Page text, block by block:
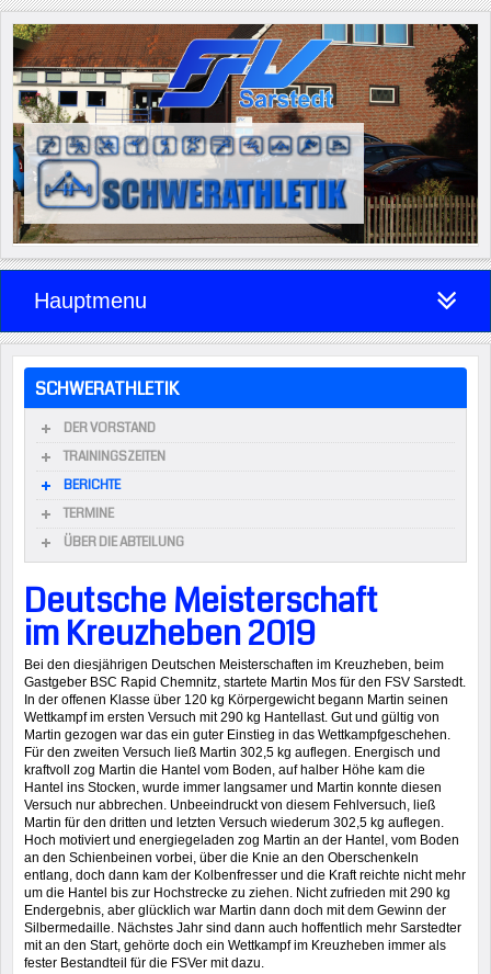
Hauptmenu
SCHWERATHLETIK
DER VORSTAND
TRAININGSZEITEN
BERICHTE
TERMINE
ÜBER DIE ABTEILUNG
Deutsche Meisterschaft
im Kreuzheben 2019
Bei den diesjährigen Deutschen Meisterschaften im Kreuzheben, beim
Gastgeber BSC Rapid Chemnitz, startete Martin Mos für den FSV Sarstedt.
In der offenen Klasse über 120 kg Körpergewicht begann Martin seinen
Wettkampf im ersten Versuch mit 290 kg Hantellast. Gut und gültig von
Martin gezogen war das ein guter Einstieg in das Wettkampfgeschehen.
Für den zweiten Versuch ließ Martin 302,5 kg auflegen. Energisch und
kraftvoll zog Martin die Hantel vom Boden, auf halber Höhe kam die
Hantel ins Stocken, wurde immer langsamer und Martin konnte diesen
Versuch nur abbrechen. Unbeeindruckt von diesem Fehlversuch, ließ
Martin für den dritten und letzten Versuch wiederum 302,5 kg auflegen.
Hoch motiviert und energiegeladen zog Martin an der Hantel, vom Boden
an den Schienbeinen vorbei, über die Knie an den Oberschenkeln
entlang, doch dann kam der Kolbenfresser und die Kraft reichte nicht mehr
um die Hantel bis zur Hochstrecke zu ziehen. Nicht zufrieden mit 290 kg
Endergebnis, aber glücklich war Martin dann doch mit dem Gewinn der
Silbermedaille. Nächstes Jahr sind dann auch hoffentlich mehr Sarstedter
mit an den Start, gehörte doch ein Wettkampf im Kreuzheben immer als
fester Bestandteil für die FSVer mit dazu.